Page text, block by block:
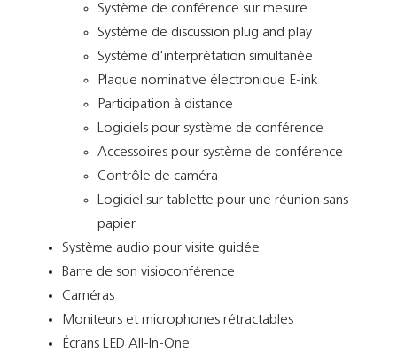
Système de conférence sur mesure
Système de discussion plug and play
Système d'interprétation simultanée
Plaque nominative électronique E-ink
Participation à distance
Logiciels pour système de conférence
Accessoires pour système de conférence
Contrôle de caméra
Logiciel sur tablette pour une réunion sans
papier
Système audio pour visite guidée
Barre de son visioconférence
Caméras
Moniteurs et microphones rétractables
Écrans LED All-In-One